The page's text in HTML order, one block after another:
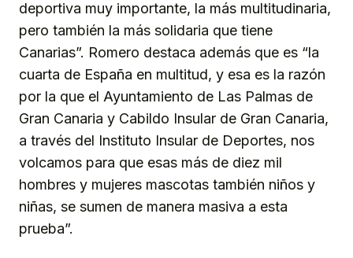
deportiva muy importante, la más multitudinaria,
pero también la más solidaria que tiene
Canarias”. Romero destaca además que es “la
cuarta de España en multitud, y esa es la razón
por la que el Ayuntamiento de Las Palmas de
Gran Canaria y Cabildo Insular de Gran Canaria,
a través del Instituto Insular de Deportes, nos
volcamos para que esas más de diez mil
hombres y mujeres mascotas también niños y
niñas, se sumen de manera masiva a esta
prueba”.